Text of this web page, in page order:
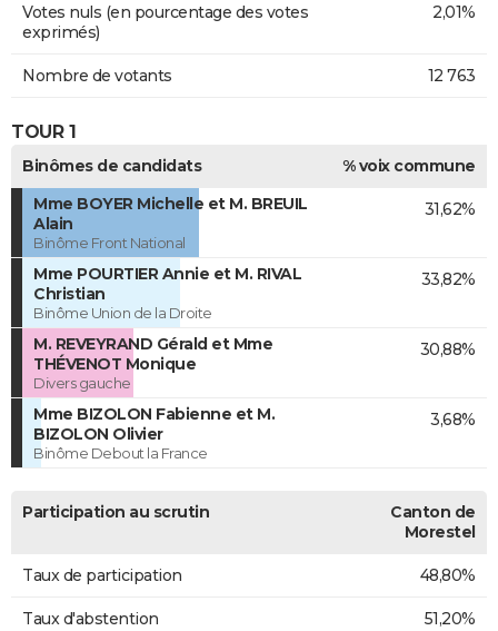
Votes nuls (en pourcentage des votes
exprimés)
2,01%
Nombre de votants 12 763
TOUR 1
Binômes de candidats
% voix commune
Mme BOYER Michelle et M. BREUIL
Alain
Binôme Front National
31,62%
Mme POURTIER Annie et M. RIVAL
Christian
Binôme Union de la Droite
33,82%
M. REVEYRAND Gérald et Mme
THÉVENOT Monique
Divers gauche
30,88%
Mme BIZOLON Fabienne et M.
BIZOLON Olivier
Binôme Debout la France
3,68%
Participation au scrutin
Canton de
Morestel
Taux de participation 48,80%
Taux d'abstention 51,20%